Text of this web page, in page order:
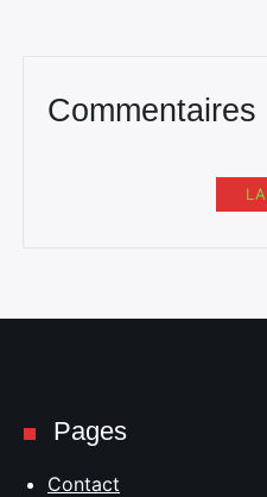
Commentaires
Pages
Contact